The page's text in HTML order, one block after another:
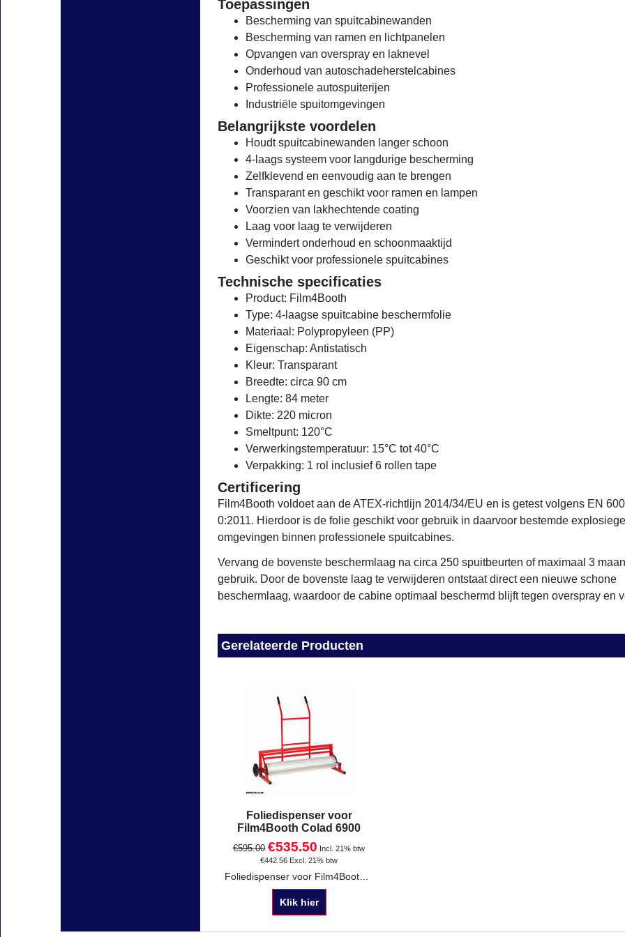
Toepassingen
Bescherming van spuitcabinewanden
Bescherming van ramen en lichtpanelen
Opvangen van overspray en laknevel
Onderhoud van autoschadeherstelcabines
Professionele autospuiterijen
Industriële spuitomgevingen
Belangrijkste voordelen
Houdt spuitcabinewanden langer schoon
4-laags systeem voor langdurige bescherming
Zelfklevend en eenvoudig aan te brengen
Transparant en geschikt voor ramen en lampen
Voorzien van lakhechtende coating
Laag voor laag te verwijderen
Vermindert onderhoud en schoonmaaktijd
Geschikt voor professionele spuitcabines
Technische specificaties
Product: Film4Booth
Type: 4-laagse spuitcabine beschermfolie
Materiaal: Polypropyleen (PP)
Eigenschap: Antistatisch
Kleur: Transparant
Breedte: circa 90 cm
Lengte: 84 meter
Dikte: 220 micron
Smeltpunt: 120°C
Verwerkingstemperatuur: 15°C tot 40°C
Verpakking: 1 rol inclusief 6 rollen tape
Certificering
Film4Booth voldoet aan de ATEX-richtlijn 2014/34/EU en is getest volgens EN
0:2011. Hierdoor is de folie geschikt voor gebruik in daarvoor bestemde
omgevingen binnen professionele spuitcabines.
Vervang de bovenste beschermlaag na circa 250 spuitbeurten of maximaal 3
gebruik. Door de bovenste laag te verwijderen ontstaat direct een nieuwe schone
beschermlaag, waardoor de cabine optimaal beschermd blijft tegen overspray en
Gerelateerde Producten
Foliedispenser voor
Film4Booth Colad 6900
€595.00 €535.50 Incl. 21% btw
€442.56 Excl. 21% btw
Klik hier